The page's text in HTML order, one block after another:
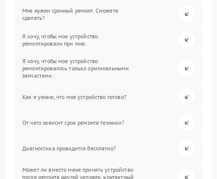
Мне нужен срочный ремонт. Сможете
сделать?
Я хочу, чтобы мое устройство
ремонтировали при мне.
Я хочу, чтобы мое устройство
ремонтировалось только оригинальными
запчастями.
Как я узнаю, что мое устройство готово?
От чего зависит срок ремонта техники?
Диагностика проводится бесплатно?
Может ли вместо меня принять устройство
после ремонта другой человек, контактный